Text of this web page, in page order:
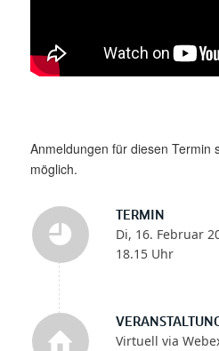
TERMIN
Di, 16. Februar
18.15 Uhr
Virtuell via
Anmeldungen für diesen Termin
möglich.